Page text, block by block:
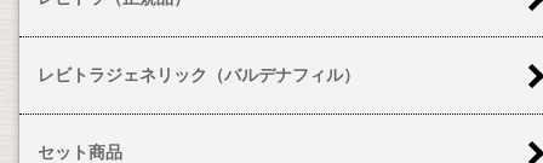
レビトラジェネリック（バルデナフィル）
セット商品